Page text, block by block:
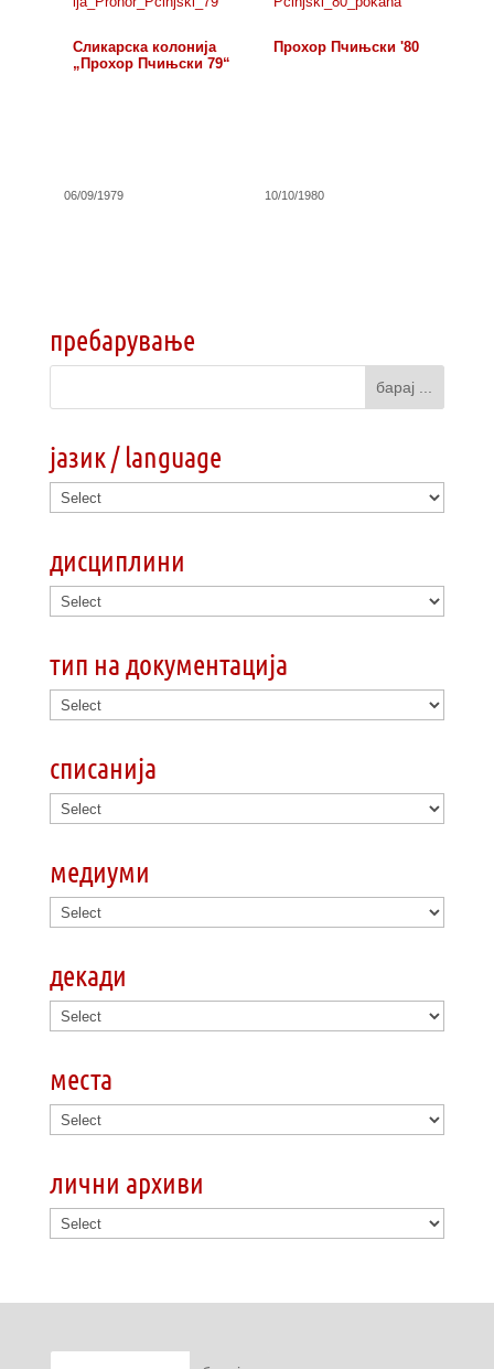
Сликарска колонија
„Прохор Пчињски 79“
06/09/1979
Прохор Пчињски '80
10/10/1980
пребарување
јазик / language
дисциплини
тип на документација
списанија
медиуми
декади
места
лични архиви